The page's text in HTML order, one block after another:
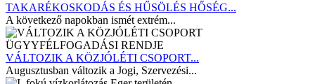
TAKARÉKOSKODÁS ÉS HŰSÖLÉS HŐSÉG...
A következő napokban ismét extrém...
VÁLTOZIK A KÖZJÓLÉTI CSOPORT...
Augusztusban változik a Jogi, Szervezési...